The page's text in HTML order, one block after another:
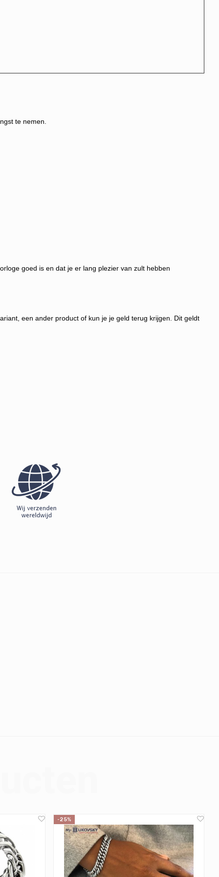
te nemen.
goed is en dat je er lang plezier van zult hebben
een ander product of kun je je geld terug krijgen . Dit geldt
-25%